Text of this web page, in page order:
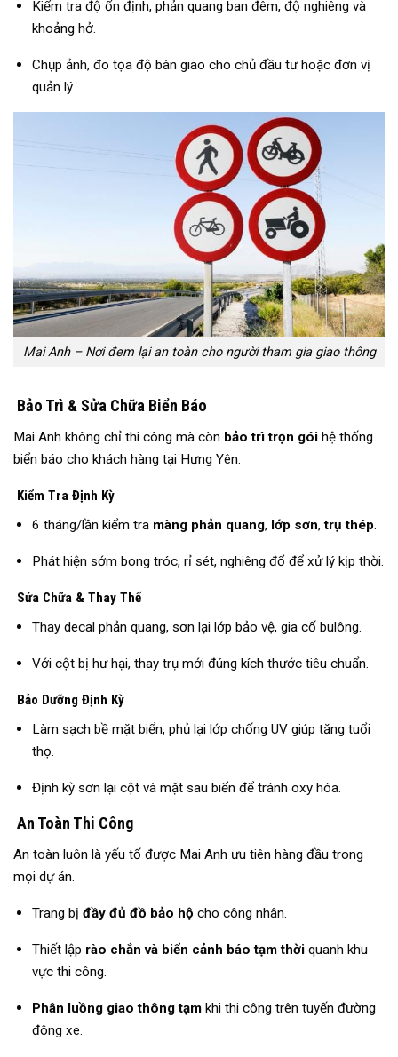
Kiểm tra độ ổn định, phản quang ban đêm, độ nghiêng và
khoảng hở.
Chụp ảnh, đo tọa độ bàn giao cho chủ đầu tư hoặc đơn vị
quản lý.
Mai Anh – Nơi đem lại an toàn cho người tham gia giao thông
Bảo Trì & Sửa Chữa Biển Báo
Mai Anh không chỉ thi công mà còn bảo trì trọn gói hệ thống
biển báo cho khách hàng tại Hưng Yên.
Kiểm Tra Định Kỳ
6 tháng/lần kiểm tra màng phản quang, lớp sơn,trụ thép.
Phát hiện sớm bong tróc, rỉ sét, nghiêng đổ để xử lý kịp thời.
Sửa Chữa & Thay Thế
Thay decal phản quang, sơn lại lớp bảo vệ, gia cố bulông.
Với cột bị hư hại, thay trụ mới đúng kích thước tiêu chuẩn.
Bảo Dưỡng Định Kỳ
Làm sạch bề mặt biển, phủ lại lớp chống UV giúp tăng tuổi
thọ.
Định kỳ sơn lại cột và mặt sau biển để tránh oxy hóa.
An Toàn Thi Công
An toàn luôn là yếu tố được Mai Anh ưu tiên hàng đầu trong
mọi dự án.
Trang bị đầy đủ đồ bảo hộ cho công nhân.
Thiết lập rào chắn và biển cảnh báo tạm thờiquanh khu
vực thi công.
Phân luồng giao thông tạmkhi thi công trên tuyến đường
đông xe.